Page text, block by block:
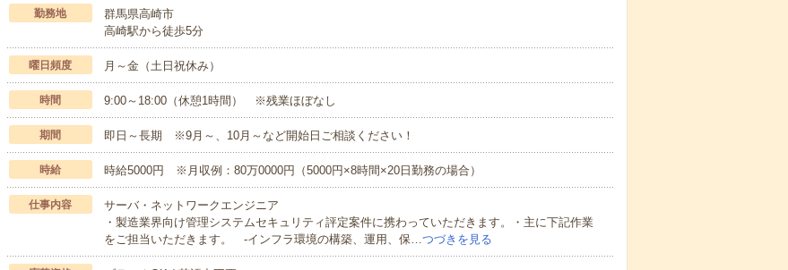
勤務地
群馬県高崎市
高崎駅から徒歩5分
曜日頻度 月～金（土日祝休み）
時間 9:00～18:00（休憩1時間） ※残業ほぼなし
期間 即日～長期 ※9月～、10月～など開始日ご相談ください！
時給 時給5000円 ※月収例：80万0000円（5000円×8時間×20日勤務の場合）
仕事内容
サーバ・ネットワークエンジニア
・製造業界向け管理システムセキュリティ評定案件に携わっていただきます。・主に下記作業
をご担当いただきます。 -インフラ環境の構築、運用、保…つづきを見る